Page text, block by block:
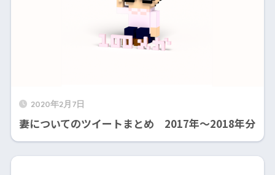
2020年2月7日
妻についてのツイートまとめ 2017年～2018年分